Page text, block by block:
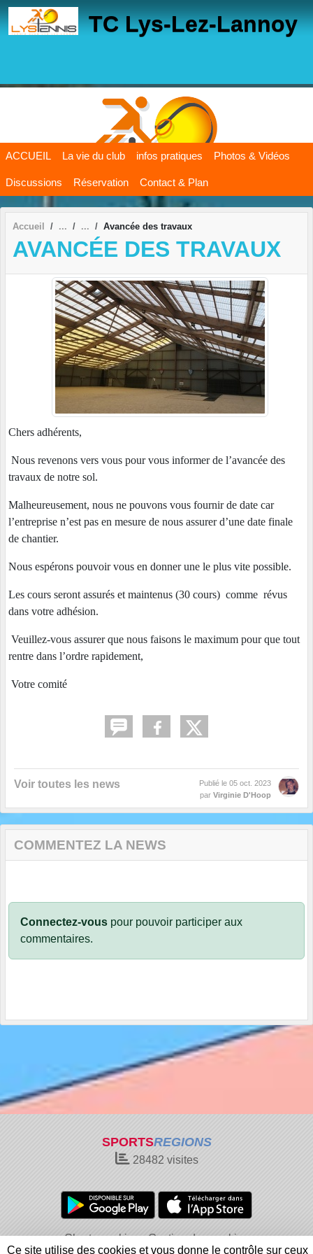
TC Lys-Lez-Lannoy
ACCUEIL La vie du club infos pratiques Photos & Vidéos
Discussions Réservation Contact & Plan
Accueil Avancée des travaux
AVANCÉE DES TRAVAUX
Chers adhérents,
Nous revenons vers vous pour vous informer de l’avancée des
travaux de notre sol.
Malheureusement, nous ne pouvons vous fournir de date car
l’entreprise n’est pas en mesure de nous assurer d’une date finale
de chantier.
Nous espérons pouvoir vous en donner une le plus vite possible.
Les cours seront assurés et maintenus (30 cours) comme révus
dans votre adhésion.
Veuillez-vous assurer que nous faisons le maximum pour que tout
rentre dans l’ordre rapidement,
Votre comité
Voir toutes les news Publié le 05 oct. 2023
par Virginie D'Hoop
COMMENTEZ LA NEWS
Connectez-vous pour pouvoir participer aux
commentaires.
SPORTSREGIONS
28482 visites
Charte cookies
Gestion des cookies
Panneau de gestion des cookies
Ce site utilise des cookies et vous donne le contrôle sur ceux